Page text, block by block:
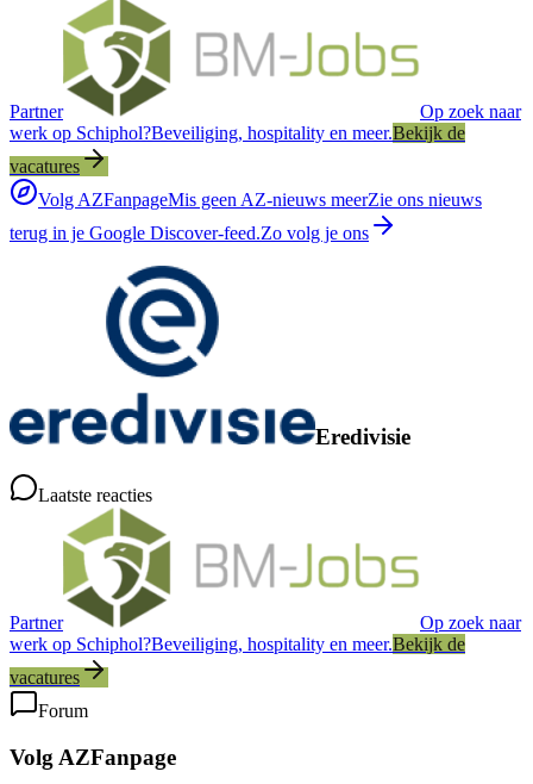
Partner
Op zoek naar
werk op Schiphol?Beveiliging, hospitality en meer.Bekijk de
vacatures
Volg AZFanpageMis geen AZ-nieuws meerZie ons nieuws
terug in je Google Discover-feed.Zo volg je ons
Eredivisie
Laatste reacties
Partner
Op zoek naar
werk op Schiphol?Beveiliging, hospitality en meer.Bekijk de
vacatures
Forum
Volg AZFanpage